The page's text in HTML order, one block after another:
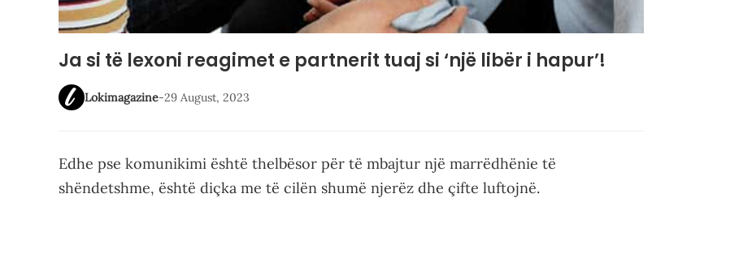
Ja si të lexoni reagimet e partnerit tuaj si ‘një libër i hapur’!
Lokimagazine-29 August, 2023
Edhe pse komunikimi është thelbësor për të mbajtur një marrëdhënie të
shëndetshme, është diçka me të cilën shumë njerëz dhe çifte luftojnë.